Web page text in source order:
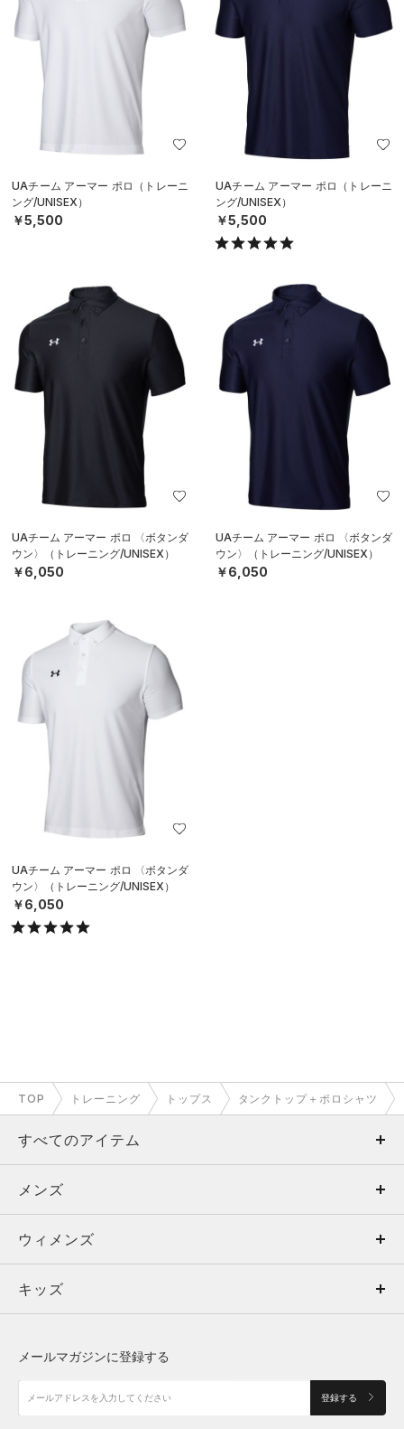
UAチーム アーマー ポロ（トレーニ
ング/UNISEX）
￥5,500
UAチーム アーマー ポロ（トレーニ
ング/UNISEX）
￥5,500
UAチーム アーマー ポロ 〈ボタンダ
ウン〉（トレーニング/UNISEX）
￥6,050
UAチーム アーマー ポロ 〈ボタンダ
ウン〉（トレーニング/UNISEX）
￥6,050
UAチーム アーマー ポロ 〈ボタンダ
ウン〉（トレーニング/UNISEX）
￥6,050
TOP トレーニング トップス タンクトップ＋ポロシャツ
すべてのアイテム
メンズ
ウィメンズ
キッズ
アクセサリー
メンズ
トップス
ボトムス
アクセサリー
ウィメンズ
トップス
シューズ
キッズ
メールマガジンに登録する
登録する